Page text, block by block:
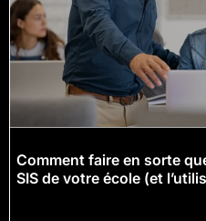
Comment faire en sorte
SIS de votre école (et